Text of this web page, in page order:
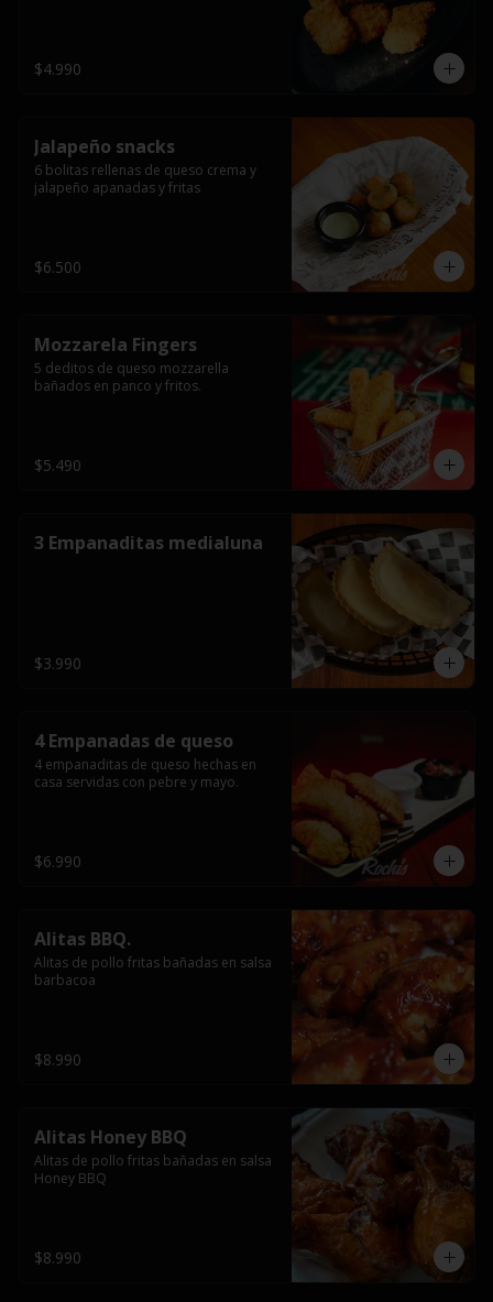
$4.990
Jalapeño snacks
6 bolitas rellenas de queso crema y
jalapeño apanadas y fritas
$6.500
Mozzarela Fingers
5 deditos de queso mozzarella
bañados en panco y fritos.
$5.490
3 Empanaditas medialuna
$3.990
4 Empanadas de queso
4 empanaditas de queso hechas en
casa servidas con pebre y mayo.
$6.990
Alitas BBQ.
Alitas de pollo fritas bañadas en salsa
barbacoa
$8.990
Alitas Honey BBQ
Alitas de pollo fritas bañadas en salsa
Honey BBQ
$8.990